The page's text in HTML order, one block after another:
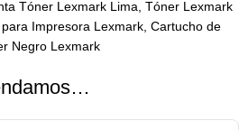
Tóner Lexmark Lima, Tóner Lexmark
Impresora Lexmark, Cartucho de
Negro Lexmark